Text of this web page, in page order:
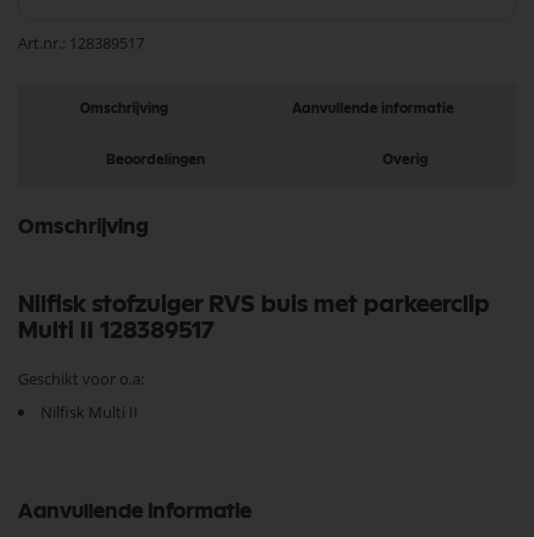
Art.nr. 128389517
Omschrijving Aanvullende informatie
Beoordelingen Overig
Omschrijving
Nilfisk stofzuiger RVS buis met parkeerclip
Multi II 128389517
Geschikt voor o.a:
Nilfisk Multi II
Aanvullende informatie